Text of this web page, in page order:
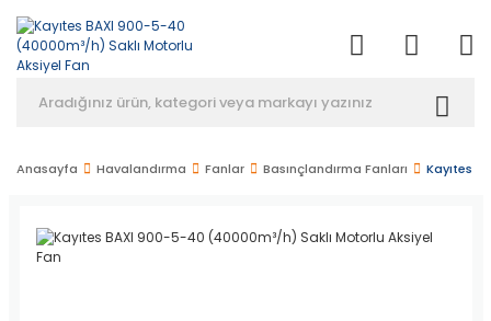
Anasayfa Havalandırma Fanlar Basınçlandırma Fanları Kayıtes